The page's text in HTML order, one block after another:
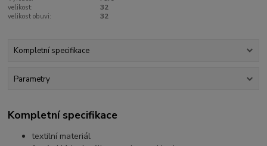
velikost:
32
velikost obuvi:
32
Kompletní specifikace
Parametry
Kompletní specifikace
textilní materiál